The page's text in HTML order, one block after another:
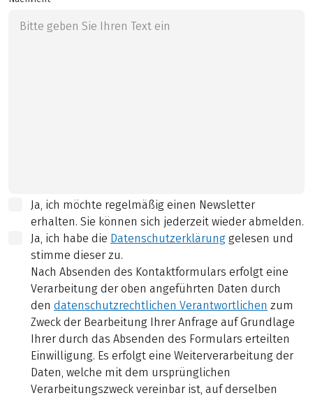
Ja, ich möchte regelmäßig einen Newsletter
erhalten. Sie können sich jederzeit wieder abmelden.
Ja, ich habe die Datenschutzerklärung gelesen und
stimme dieser zu.
Nach Absenden des Kontaktformulars erfolgt eine
Verarbeitung der oben angeführten Daten durch
den datenschutzrechtlichen Verantwortlichen zum
Zweck der Bearbeitung Ihrer Anfrage auf Grundlage
Ihrer durch das Absenden des Formulars erteilten
Einwilligung. Es erfolgt eine Weiterverarbeitung der
Daten, welche mit dem ursprünglichen
Verarbeitungszweck vereinbar ist, auf derselben